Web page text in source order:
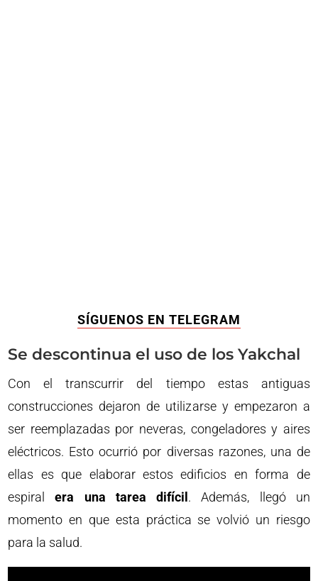
SÍGUENOS EN TELEGRAM
Se descontinua el uso de los Yakchal
Con el transcurrir del tiempo estas antiguas
construcciones dejaron de utilizarse y empezaron a
ser reemplazadas por neveras, congeladores y aires
eléctricos. Esto ocurrió por diversas razones, una de
ellas es que elaborar estos edificios en forma de
espiralera una tarea difícil . Además, llegó un
momento en que esta práctica se volvió un riesgo
para la salud.